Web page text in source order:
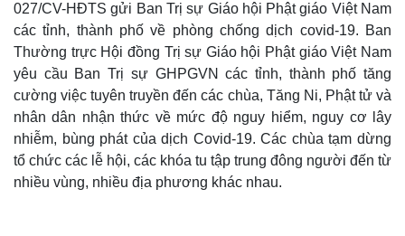
027/CV-HĐTS gửi Ban Trị sự Giáo hội Phật giáo Việt Nam
các tỉnh, thành phố về phòng chống dịch covid-19. Ban
Thường trực Hội đồng Trị sự Giáo hội Phật giáo Việt Nam
yêu cầu Ban Trị sự GHPGVN các tỉnh, thành phố tăng
cường việc tuyên truyền đến các chùa, Tăng Ni, Phật tử và
nhân dân nhận thức về mức độ nguy hiểm, nguy cơ lây
nhiễm, bùng phát của dịch Covid-19. Các chùa tạm dừng
tổ chức các lễ hội, các khóa tu tập trung đông người đến từ
nhiều vùng, nhiều địa phương khác nhau.